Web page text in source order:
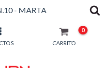
- MARTA
CARRITO
0